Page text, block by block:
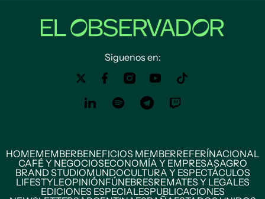
Siguenos en:
HOMEMEMBERBENEFICIOS MEMBERREFERÍNACIONAL
CAFÉ Y NEGOCIOSECONOMÍA Y EMPRESASAGRO
BRAND STUDIOMUNDOCULTURA Y ESPECTÁCULOS
LIFESTYLEOPINIÓNFÚNEBRESREMATES Y LEGALES
EDICIONES ESPECIALESPUBLICACIONES